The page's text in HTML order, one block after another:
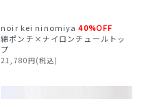
noir kei ninomiya40%OFF
綿ポンチ×ナイロンチュールトッ
プ
21,780円(税込)